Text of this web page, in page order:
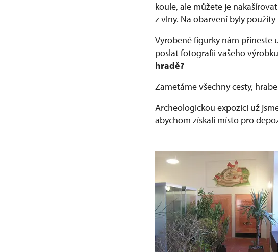
koule, ale můžete je
z vlny. Na obarvení byly
Vyrobené figurky nám přineste
poslat fotografii vašeho
hradě?
Zametáme všechny cesty,
Archeologickou expozici už
abychom získali místo pro